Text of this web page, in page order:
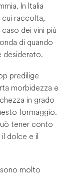
In Italia
cui raccolta,
dei vini più
di quando
desiderato.
predilige
morbidezza e
in grado
formaggio.
tener conto
dolce e il
sono molto